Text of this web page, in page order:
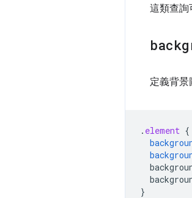
這類查詢
定義背
. element {
}